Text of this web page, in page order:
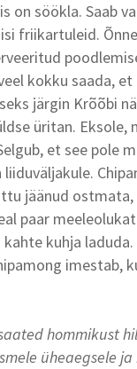
on söökla. Saab
friikartuleid.
kokku saada,
järgin Krõõbi
üritan. Eksole,
et see pole
jäänud ostmata,
paar
kuhja laduda.
imestab,
hommikust
üheaegsele